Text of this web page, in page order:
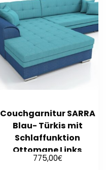
Couchgarnitur SARRA
Blau- Türkis mit
Schlaffunktion
Ottomane Links
775,00€